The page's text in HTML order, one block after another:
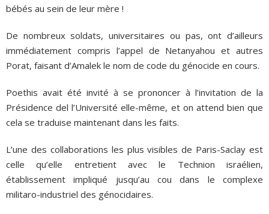
bébés au sein de leur mère !
De nombreux soldats, universitaires ou pas, ont d’ailleurs
immédiatement compris l’appel de Netanyahou et autres
Porat, faisant d’Amalek le nom de code du génocide en cours.
Poethis avait été invité à se prononcer à l’invitation de la
Présidence del l’Université elle-même, et on attend bien que
cela se traduise maintenant dans les faits.
L’une des collaborations les plus visibles de Paris-Saclay est
celle qu’elle entretient avec le Technion israélien,
établissement impliqué jusqu’au cou dans le complexe
militaro-industriel des génocidaires.